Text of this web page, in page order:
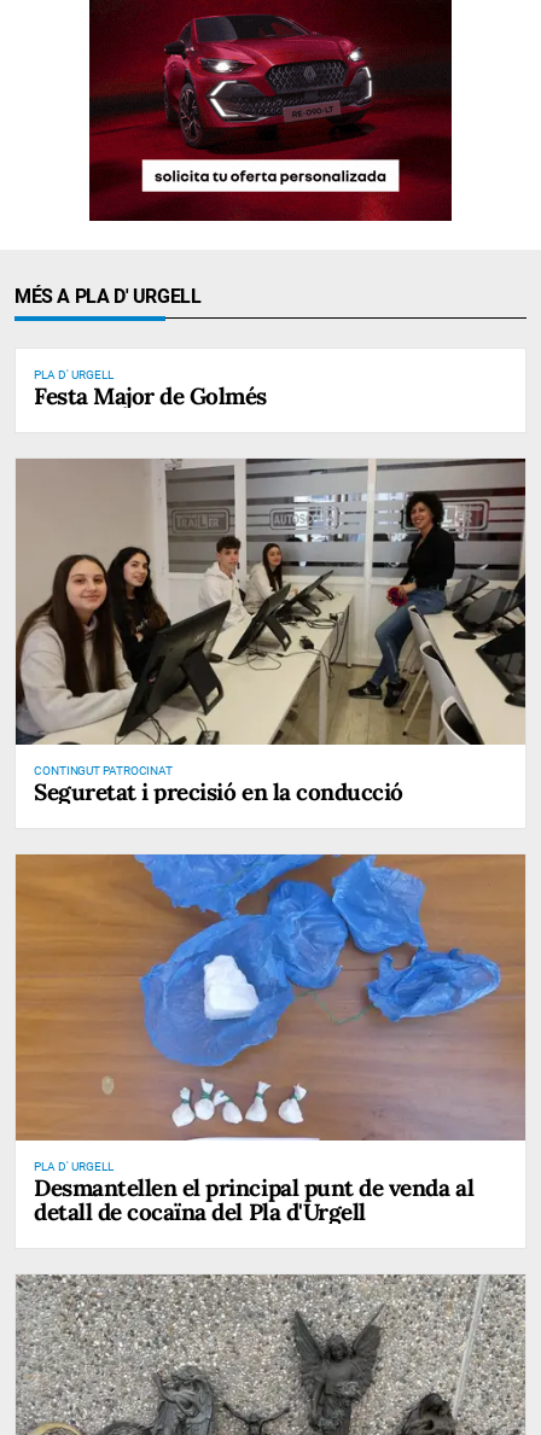
MÉS A PLA D' URGELL
PLA D' URGELL
Festa Major de Golmés
CONTINGUT PATROCINAT
Seguretat i precisió en la conducció
PLA D' URGELL
Desmantellen el principal punt de venda al
detall de cocaïna del Pla d'Urgell